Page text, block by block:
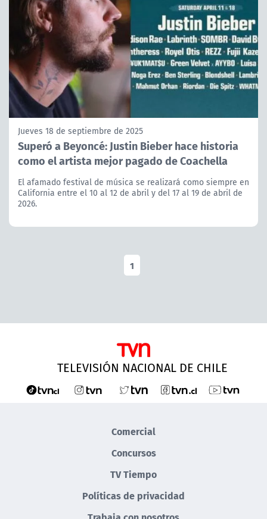
Jueves 18 de septiembre de 2025
Superó a Beyoncé: Justin Bieber hace historia
como el artista mejor pagado de Coachella
El afamado festival de música se realizará como siempre en
California entre el 10 al 12 de abril y del 17 al 19 de abril de
2026.
1
TELEVISIÓN NACIONAL DE CHILE
Comercial
Concursos
TV Tiempo
Políticas de privacidad